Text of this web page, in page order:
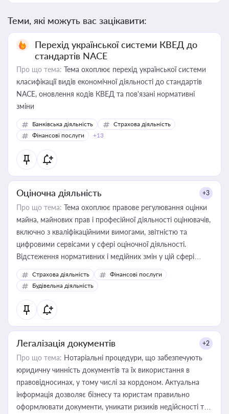
Теми, які можуть вас зацікавити:
Перехід української системи КВЕД до
стандартів NACE
Про що тема: Тема охоплює перехід української системи
класифікації видів економічної діяльності до стандартів
NACE, оновлення кодів КВЕД та пов'язані нормативні
зміни
Банківська діяльність
Страхова діяльність
Фінансові послуги
+13
Оціночна діяльність +3
Про що тема: Тема охоплює правове регулювання оцінки
майна, майнових прав і професійної діяльності оцінювачів,
включно з кваліфікаційними вимогами, звітністю та
цифровими сервісами у сфері оціночної діяльності.
Відстеження нормативних і медійних змін у цій сфері
корисне для власника бізнесу, керівника, юриста або
бухгалтера під час оподаткування, приватизації, оренди
державного майна, корпоративних угод і перевірки
статусу суб'єктів оціночної діяльності
Страхова діяльність
Фінансові послуги
Будівельна діяльність
Легалізація документів +2
Про що тема: Нотаріальні процедури, що забезпечують
юридичну чинність документів та їх використання в
правовідносинах, у тому числі за кордоном. Актуальна
інформація дозволяє бізнесу та юристам правильно
оформлювати документи, уникати ризиків недійсності та